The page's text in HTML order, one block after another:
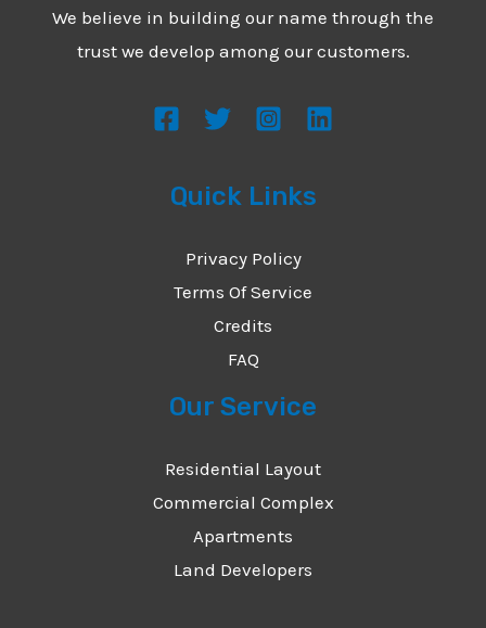
We believe in building our name through the
trust we develop among our customers.
Quick Links
Privacy Policy
Terms Of Service
Credits
FAQ
Our Service
Residential Layout
Commercial Complex
Apartments
Land Developers